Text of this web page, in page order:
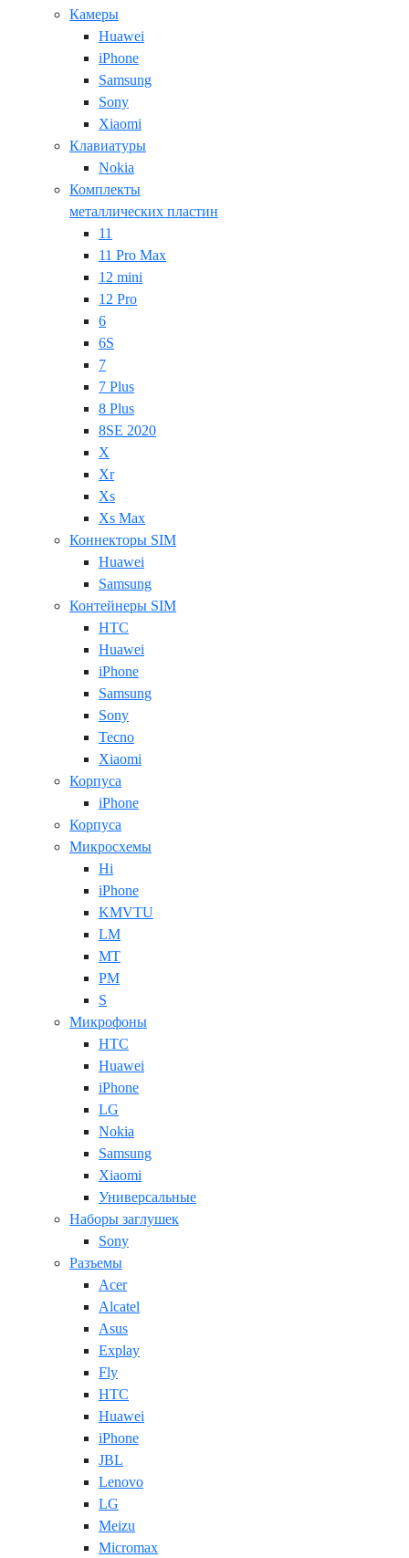
Камеры
Huawei
iPhone
Samsung
Sony
Xiaomi
Клавиатуры
Nokia
Комплекты
металлических пластин
11
11 Pro Max
12 mini
12 Pro
6
6S
7
7 Plus
8 Plus
8SE 2020
X
Xr
Xs
Xs Max
Коннекторы SIM
Huawei
Samsung
Контейнеры SIM
HTC
Huawei
iPhone
Samsung
Sony
Tecno
Xiaomi
Корпуса
iPhone
Корпуса
Микросхемы
Hi
iPhone
KMVTU
LM
MT
PM
S
Микрофоны
HTC
Huawei
iPhone
LG
Nokia
Samsung
Xiaomi
Универсальные
Наборы заглушек
Sony
Разъемы
Acer
Alcatel
Asus
Explay
Fly
HTC
Huawei
iPhone
JBL
Lenovo
LG
Meizu
Micromax